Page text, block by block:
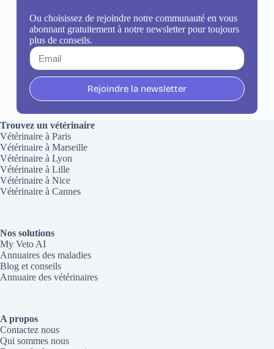
Ou choisissez de rejoindre notre communauté en vous
abonnant gratuitement à notre newsletter pour toujours
plus de conseils.
Rejoindre la newsletter
Trouvez un vétérinaire
Vétérinaire à Paris
Vétérinaire à Marseille
Vétérinaire à Lyon
Vétérinaire à Lille
Vétérinaire à Nice
Vétérinaire à Cannes
Nos solutions
My Veto AI
Annuaires des maladies
Blog et conseils
Annuaire des vétérinaires
A propos
Contactez nous
Qui sommes nous